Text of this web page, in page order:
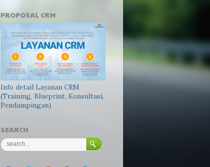
PROPOSAL CRM
Info detail Layanan CRM
(Training, Blueprint, Konsultasi,
Pendampingan)
SEARCH